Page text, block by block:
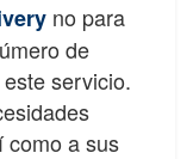
no para
de
servicio.
como a sus